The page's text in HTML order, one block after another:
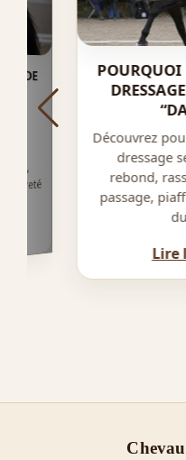
DE
SI
rareté
POURQUOI
Découvrez
dressage
rebond,
passage,
Lire